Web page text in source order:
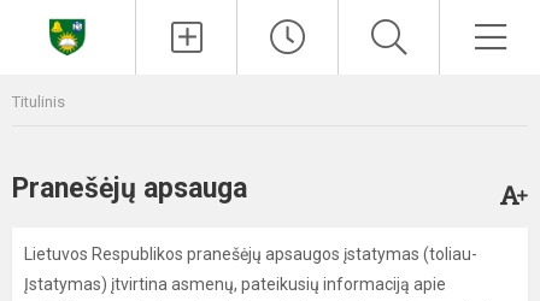
Titulinis
Pranešėjų apsauga
Lietuvos Respublikos pranešėjų apsaugos įstatymas (toliau-
Įstatymas) įtvirtina asmenų, pateikusių informaciją apie